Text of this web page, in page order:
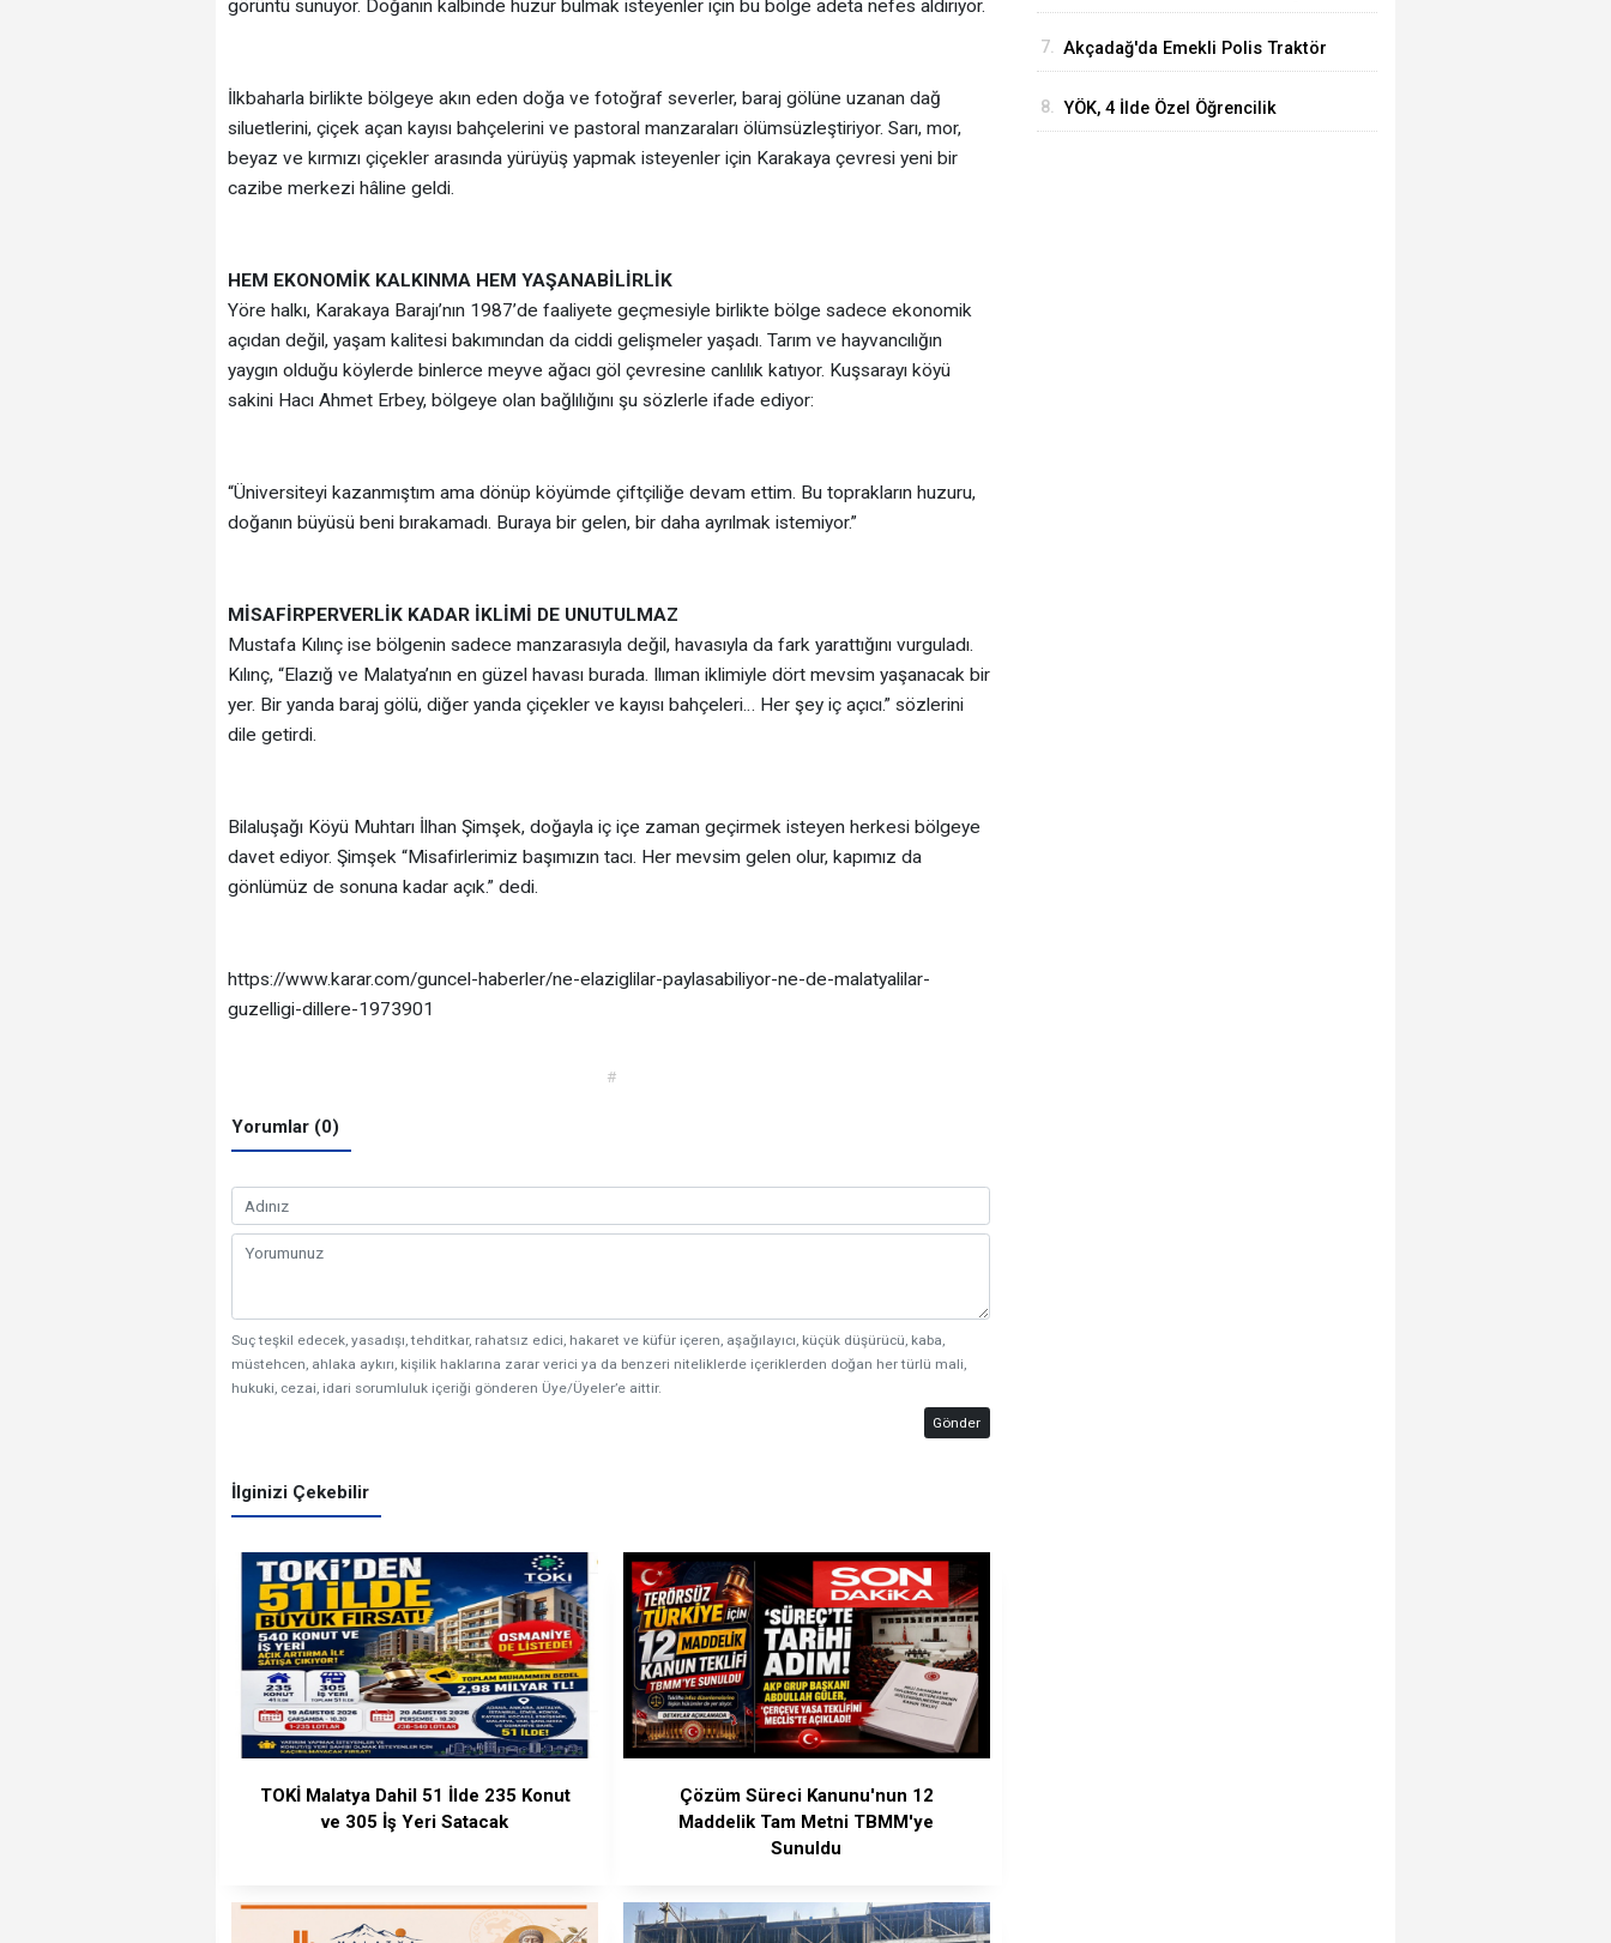
görüntü sunuyor. Doğanın kalbinde huzur bulmak isteyenler için bu bölge adeta nefes aldırıyor.
İlkbaharla birlikte bölgeye akın eden doğa ve fotoğraf severler, baraj gölüne uzanan dağ
siluetlerini, çiçek açan kayısı bahçelerini ve pastoral manzaraları ölümsüzleştiriyor. Sarı, mor,
beyaz ve kırmızı çiçekler arasında yürüyüş yapmak isteyenler için Karakaya çevresi yeni bir
cazibe merkezi hâline geldi.
HEM EKONOMİK KALKINMA HEM YAŞANABİLİRLİK
Yöre halkı, Karakaya Barajı’nın 1987’de faaliyete geçmesiyle birlikte bölge sadece ekonomik
açıdan değil, yaşam kalitesi bakımından da ciddi gelişmeler yaşadı. Tarım ve hayvancılığın
yaygın olduğu köylerde binlerce meyve ağacı göl çevresine canlılık katıyor. Kuşsarayı köyü
sakini Hacı Ahmet Erbey, bölgeye olan bağlılığını şu sözlerle ifade ediyor:
“Üniversiteyi kazanmıştım ama dönüp köyümde çiftçiliğe devam ettim. Bu toprakların huzuru,
doğanın büyüsü beni bırakamadı. Buraya bir gelen, bir daha ayrılmak istemiyor.”
MİSAFİRPERVERLİK KADAR İKLİMİ DE UNUTULMAZ
Mustafa Kılınç ise bölgenin sadece manzarasıyla değil, havasıyla da fark yarattığını vurguladı.
Kılınç, “Elazığ ve Malatya’nın en güzel havası burada. Ilıman iklimiyle dört mevsim yaşanacak bir
yer. Bir yanda baraj gölü, diğer yanda çiçekler ve kayısı bahçeleri… Her şey iç açıcı.” sözlerini
dile getirdi.
Bilaluşağı Köyü Muhtarı İlhan Şimşek, doğayla iç içe zaman geçirmek isteyen herkesi bölgeye
davet ediyor. Şimşek “Misafirlerimiz başımızın tacı. Her mevsim gelen olur, kapımız da
gönlümüz de sonuna kadar açık.” dedi.
https://www.karar.com/guncel-haberler/ne-elaziglilar-paylasabiliyor-ne-de-malatyalilar-
guzelligi-dillere-1973901
#
Yorumlar (0)
Suç teşkil edecek, yasadışı, tehditkar, rahatsız edici, hakaret ve küfür içeren, aşağılayıcı, küçük düşürücü, kaba,
müstehcen, ahlaka aykırı, kişilik haklarına zarar verici ya da benzeri niteliklerde içeriklerden doğan her türlü mali,
hukuki, cezai, idari sorumluluk içeriği gönderen Üye/Üyeler’e aittir.
Gönder
İlginizi Çekebilir
TOKİ Malatya Dahil 51 İlde 235 Konut
ve 305 İş Yeri Satacak
Çözüm Süreci Kanunu'nun 12
Maddelik Tam Metni TBMM'ye
Sunuldu
Ağır Yaralandı
7. Akçadağ'da Emekli Polis Traktör
8. YÖK, 4 İlde Özel Öğrencilik